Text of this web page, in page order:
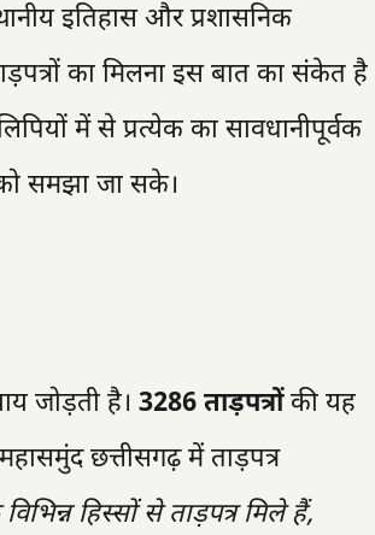
इतिहास और प्रशासनिक
का मिलना इस बात का संकेत है
में से प्रत्येक का सावधानीपूर्वक
समझा जा सके।
जोड़ती है। 3286 ताड़पत्रोंकी यह
छत्तीसगढ़ में ताड़पत्र
हिस्सों से ताड़पत्र मिले हैं,